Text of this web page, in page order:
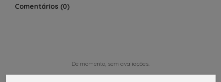
Comentários (0)
De momento, sem avaliações.